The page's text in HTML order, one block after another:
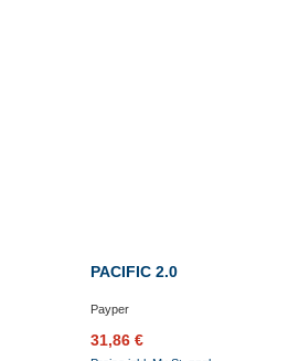
PACIFIC 2.0
Payper
Verkaufspreis:
31,86 €